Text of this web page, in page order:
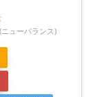
ューバランス)